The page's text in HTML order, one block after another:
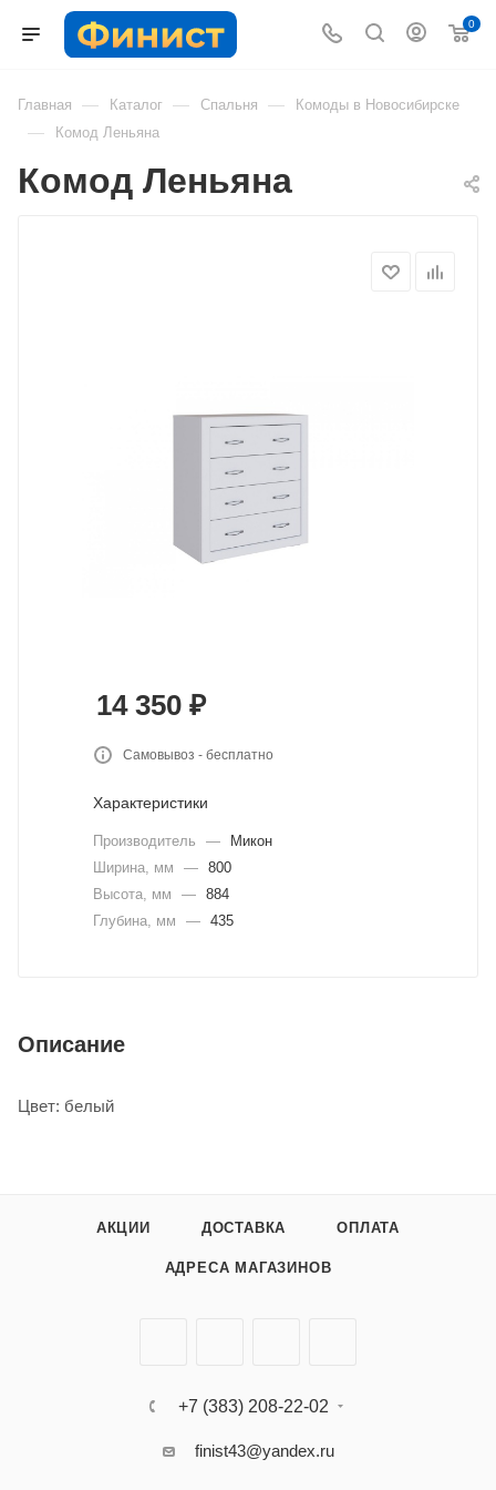
0
Главная — Каталог — Спальня — Комоды в Новосибирске
— Комод Леньяна
Комод Леньяна
14 350 ₽
Самовывоз - бесплатно
Характеристики
Производитель —
Микон
Ширина, мм
— 800
Высота, мм
— 884
Глубина, мм
— 435
Описание
Цвет: белый
АКЦИИ ДОСТАВКА ОПЛАТА
АДРЕСА МАГАЗИНОВ
+7 (383) 208-22-02
finist43@yandex.ru